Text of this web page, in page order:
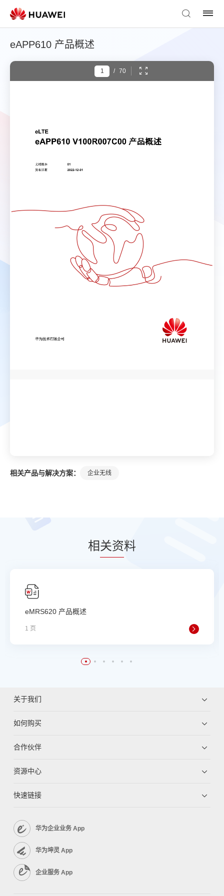
eAPP610 产品概述
相关产品与解决方案： 企业无线
/ 70
相关资料
eMRS620 产品概述
1 页
关于我们
如何购买
合作伙伴
资源中心
快速链接
华为企业业务 App
华为坤灵 App
企业服务 App